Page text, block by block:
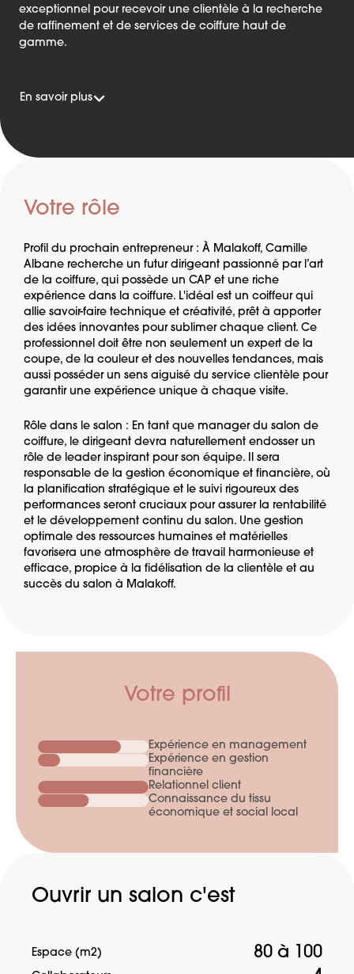
exceptionnel pour recevoir une clientèle à la recherche
de raffinement et de services de coiffure haut de
gamme.
En savoir plus
Votre rôle
Profil du prochain entrepreneur : À Malakoff, Camille
Albane recherche un futur dirigeant passionné par l’art
de la coiffure, qui possède un CAP et une riche
expérience dans la coiffure. L'idéal est un coiffeur qui
allie savoir-faire technique et créativité, prêt à apporter
des idées innovantes pour sublimer chaque client. Ce
professionnel doit être non seulement un expert de la
coupe, de la couleur et des nouvelles tendances, mais
aussi posséder un sens aiguisé du service clientèle pour
garantir une expérience unique à chaque visite.
Rôle dans le salon : En tant que manager du salon de
coiffure, le dirigeant devra naturellement endosser un
rôle de leader inspirant pour son équipe. Il sera
responsable de la gestion économique et financière, où
la planification stratégique et le suivi rigoureux des
performances seront cruciaux pour assurer la rentabilité
et le développement continu du salon. Une gestion
optimale des ressources humaines et matérielles
favorisera une atmosphère de travail harmonieuse et
efficace, propice à la fidélisation de la clientèle et au
succès du salon à Malakoff.
Votre profil
Expérience en management
Expérience en gestion
financière
Relationnel client
Connaissance du tissu
économique et social local
Ouvrir un salon c'est
Espace (m2) 80 à 100